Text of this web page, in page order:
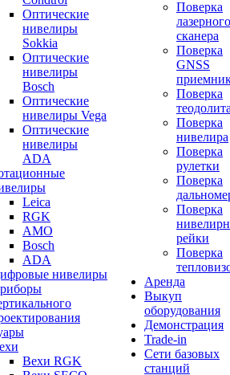
Оптические
нивелиры
Sokkia
Оптические
нивелиры
Bosch
Оптические
нивелиры Vega
Оптические
нивелиры
ADA
Leica
RGK
AMO
Bosch
ADA
нивелиры
Вехи RGK
Поверка
лазерного
сканера
Поверка
GNSS
Поверка
Поверка
нивелира
Поверка
рулетки
Поверка
Поверка
рейки
Поверка
Аренда
Выкуп
оборудования
Демонстрация
Trade-in
Сети базовых
станций